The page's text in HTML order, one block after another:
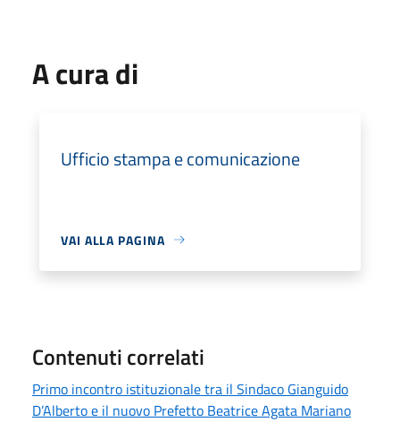
A cura di
Ufficio stampa e comunicazione
VAI ALLA PAGINA
Contenuti correlati
Primo incontro istituzionale tra il Sindaco Gianguido
D’Alberto e il nuovo Prefetto Beatrice Agata Mariano